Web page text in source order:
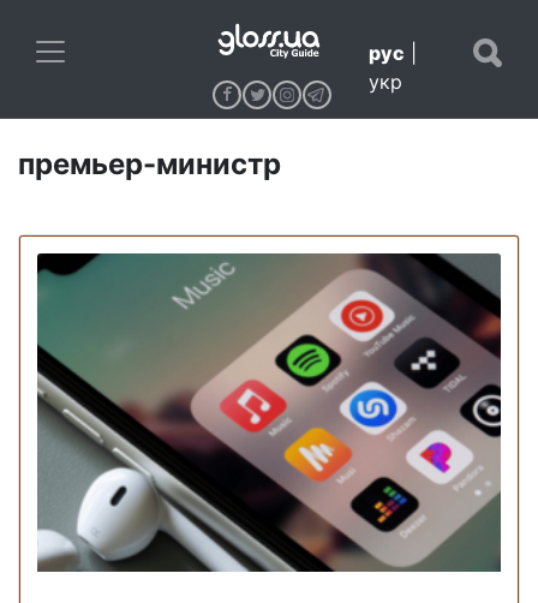
рус
укр
премьер-министр